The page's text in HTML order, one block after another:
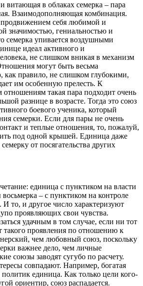
витающая в облаках семерка – пара
Взаимодополняющая комбинация.
продвижением себя любимой и
значимостью, гениальностью и
семерка упивается воздушными
идеал активного и
не слишком вникая в механизм
могут быть весьма
как правило, не слишком глубокими,
им особенную прелесть. К
такая пара подходит очень
разнице в возрасте. Тогда это союз
боевого ученика, который
семерки. Если для пары не очень
и теплые отношения, то, пожалуй,
под одной крышей. Единица даже
от посягательства других
единица с пунктиком на власти
– с пунктиком на контроле
то, и другое число характеризуют
проявляющих свои чувства.
удачным в том случае, если ни тот
такого проявления по отношению к
чем любовный союз, поскольку
важнее дело, чем личные
союзы заводят сугубо по расчету.
совпадают. Например, богатая
единица. Как только цели кого-
ориентир, союз распадается.